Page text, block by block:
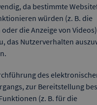
da bestimmte
würden (z. B. die
die Anzeige von
das Nutzerverhalten
des
zur Bereitstellung
(z. B. für die